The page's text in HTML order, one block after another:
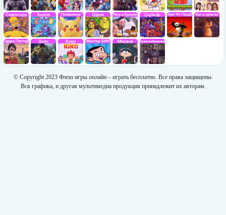
© Copyright 2023 Флеш игры онлайн – играть бесплатно. Все права защищены.
Вся графика, и другая мультимедиа продукция принадлежит их авторам.